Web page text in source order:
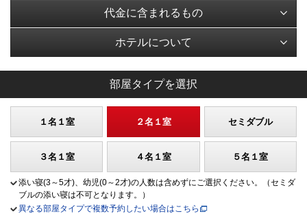
代金に含まれるもの
ホテルについて
部屋タイプを選択
１名１室 ２名１室 セミダブル
３名１室 ４名１室 ５名１室
添い寝(3～5才)、幼児(0～2才)の人数は含めずにご選択ください。（セミダ
ブルの添い寝は不可となります。）
異なる部屋タイプで複数予約したい場合はこちら